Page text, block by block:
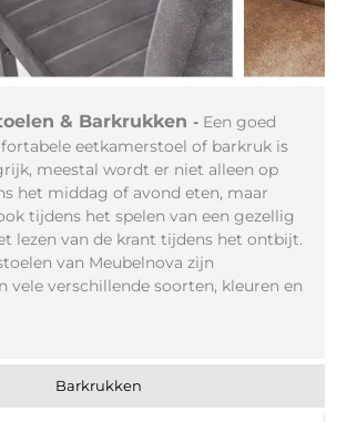
& Barkrukken - Een goed
eetkamerstoel of barkruk is
meestal wordt er niet alleen op
het middag of avond eten, maar
tijdens het spelen van een gezellig
lezen van de krant tijdens het ontbijt.
van Meubelnova zijn
vele verschillende soorten, kleuren en
Barkrukken